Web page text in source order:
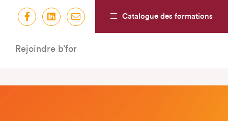
Catalogue des formations
Rejoindre b’for